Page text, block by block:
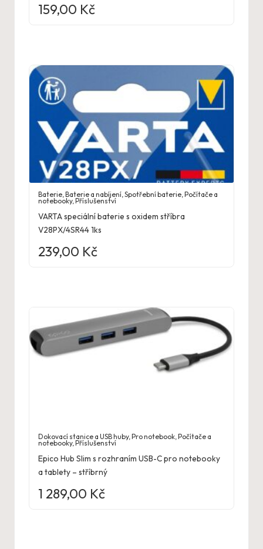
159,00 Kč
Baterie,Baterie a nabíjení,Spotřební baterie,Počítače a
notebooky,Příslušenství
VARTA speciální baterie s oxidem stříbra
V28PX/4SR44 1ks
239,00 Kč
Dokovací stanice a USB huby,Pro notebook,Počítače a
notebooky,Příslušenství
Epico Hub Slim s rozhraním USB-C pro notebooky
a tablety – stříbrný
1 289,00 Kč